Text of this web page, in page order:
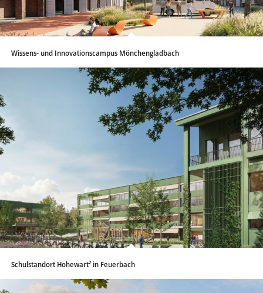
Wissens- und Innovationscampus Mönchengladbach
Schulstandort Hohewart² in Feuerbach